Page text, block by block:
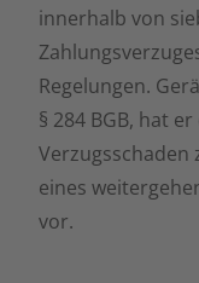
innerhalb von
Regelungen.
§ 284 BGB, hat
Verzugsschaden
eines
vor.